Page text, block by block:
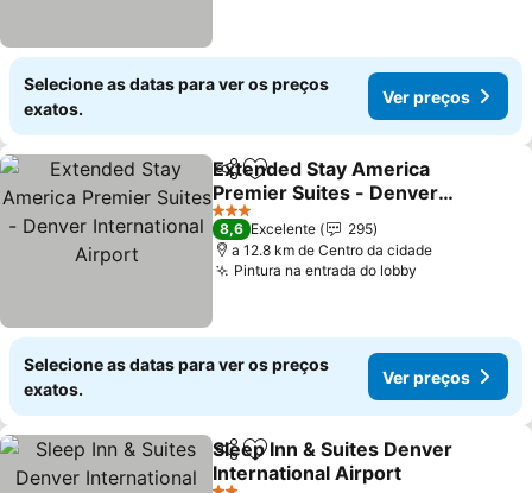
Selecione as datas para ver os preços
exatos.
Ver preços
PartilharAdicionar aos favoritos
Extended Stay America
Premier Suites - Denver
International Airport
3 Estrelas
8,6 Excelente
295
a 12.8 km de Centro da cidade
Pintura na entrada do lobby
Selecione as datas para ver os preços
exatos.
Ver preços
PartilharAdicionar aos favoritos
Sleep Inn & Suites Denver
International Airport